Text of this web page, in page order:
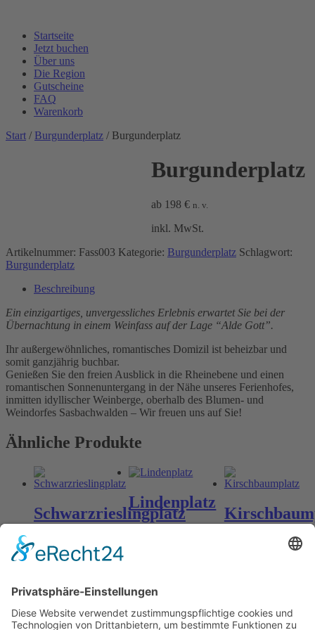
Startseite
Jetzt buchen
Über uns
Die Region
Gutscheine
FAQ
Warenkorb
Start / Burgunderplatz / Burgunderplatz
Burgunderplatz
ab 198€ n. v.
inkl. MwSt.
Artikelnummer: Fass003 Kategorie: Burgunderplatz Schlagwort:
Burgunderplatz
Beschreibung
Ein einzigartiges, unvergessliches Erlebnis erwartet Sie bei der
Übernachtung in einem Weinfass auf der Lage “Alde Gott”.
Ihr außergewöhnliches, romantisches Domizil ist beheizbar und
somit ganzjährig buchbar.
Genießen Sie den freien Ausblick in die Rheinebene und einen
romantischen Sonnenuntergang in der Nähe unseres Ferienhofes,
inmitten idyllischer Weinberge, oberhalb des Blumen- und
Weindorfes Sasbachwalden – Wir freuen uns auf Sie!
Ähnliche Produkte
Schwarzrieslingplatz
ab 198 n. v.
Lindenplatz